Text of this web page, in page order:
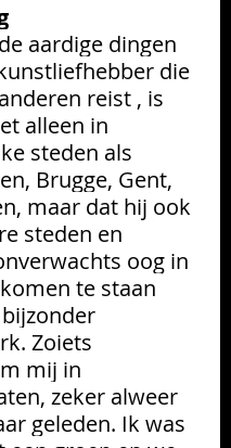
aardige dingen
die
reist , is
alleen in
steden als
Brugge, Gent,
maar dat hij ook
steden en
oog in
te staan
Zoiets
mij in
zeker alweer
geleden. Ik was